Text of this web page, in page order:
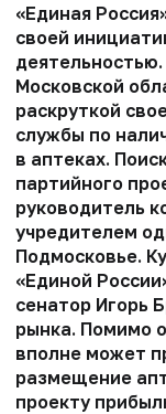
«Единая
своей
Московской
раскруткой
службы по
в аптеках.
партийного
руководитель
учредителем
Подмосковье.
«Единой
сенатор Игорь
рынка. Помимо
вполне может
размещение
проекту